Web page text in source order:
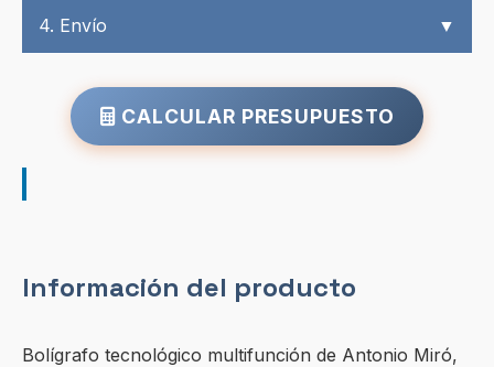
4. Envío ▼
CALCULAR PRESUPUESTO
Información del producto
Bolígrafo tecnológico multifunción de Antonio Miró,